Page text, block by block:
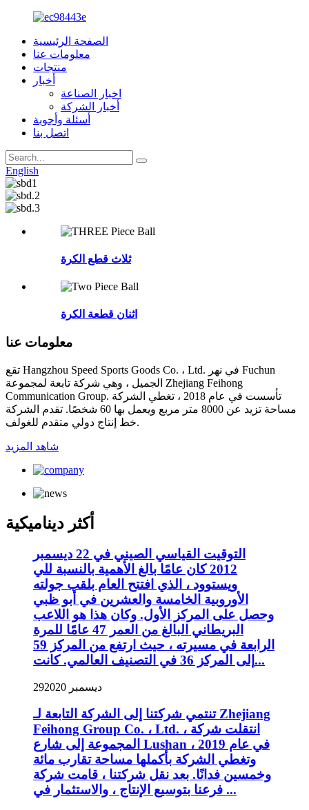
الصفحة الرئيسية
معلومات عنا
منتجات
أخبار
اخبار الصناعة
أخبار الشركة
أسئلة وأجوبة
اتصل بنا
English
ثلاث قطع الكرة
اثنان قطعة الكرة
معلومات عنا
تقع Hangzhou Speed ​​Sports Goods Co. ، Ltd. في نهر Fuchun
الجميل ، وهي شركة تابعة لمجموعة Zhejiang Feihong
Communication Group. تأسست في عام 2018 ، تغطي الشركة
مساحة تزيد عن 8000 متر مربع ويعمل بها 60 شخصًا. تقدم الشركة
خط إنتاج دولي متقدم للغولف.
شاهد المزيد
أكثر ديناميكية
التوقيت القياسي الصيني في 22 ديسمبر
2012 كان عامًا بالغ الأهمية بالنسبة للي
ويستوود ، الذي افتتح العام بلقب جولته
الأوروبية الخامسة والعشرين في أبو ظبي
وحصل على المركز الأول. وكان هذا هو اللاعب
البريطاني البالغ من العمر 47 عامًا للمرة
الرابعة في مسيرته ، حيث ارتفع من المركز 59
إلى المركز 36 في التصنيف العالمي. كانت...
29 ديسمبر 2020
تنتمي شركتنا إلى الشركة التابعة لـ Zhejiang
Feihong Group Co. ، Ltd. ، انتقلت شركة
المجموعة إلى شارع Lushan في عام 2019 ،
وتغطي الشركة بأكملها مساحة تقارب مائة
وخمسين فدانًا. بعد نقل شركتنا ، قامت شركة
فرعنا بتوسيع الإنتاج ، والاستثمار في ...